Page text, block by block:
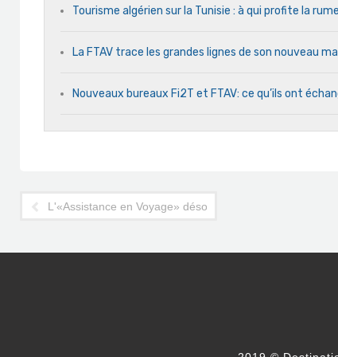
Tourisme algérien sur la Tunisie : à qui profite la
La FTAV trace les grandes lignes de son nouveau
Nouveaux bureaux Fi2T et FTAV: ce qu’ils ont
L'«Assistance en Voyage» désormais disponible dans les